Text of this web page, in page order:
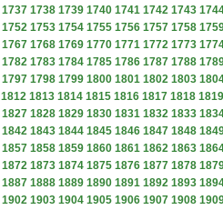
1737 1738 1739 1740 1741 1742 1743
1752 1753 1754 1755 1756 1757 1758
1767 1768 1769 1770 1771 1772 1773
1782 1783 1784 1785 1786 1787 1788
1797 1798 1799 1800 1801 1802 1803
1812 1813 1814 1815 1816 1817 1818 1819
1827 1828 1829 1830 1831 1832 1833
1842 1843 1844 1845 1846 1847 1848
1857 1858 1859 1860 1861 1862 1863
1872 1873 1874 1875 1876 1877 1878
1887 1888 1889 1890 1891 1892 1893
1902 1903 1904 1905 1906 1907 1908